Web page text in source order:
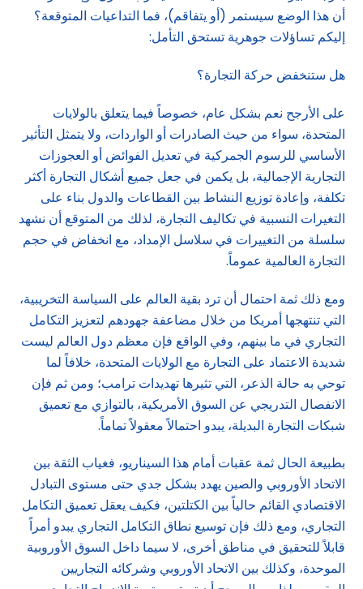
أن هذا الوضع سيستمر (أو يتفاقم)، فما التداعيات المتوقعة؟
إليكم تساؤلات جوهرية تستحق التأمل:
هل ستنخفض حركة التجارة؟
على الأرجح نعم بشكل عام، خصوصاً فيما يتعلق بالولايات
المتحدة، سواء من حيث الصادرات أو الواردات، ولا يتمثل التأثير
الأساسي للرسوم الجمركية في تعديل الفوائض أو العجوزات
التجارية الإجمالية، بل يكمن في جعل جميع أشكال التجارة أكثر
تكلفة، وإعادة توزيع النشاط بين القطاعات والدول بناء على
التغيرات النسبية في تكاليف التجارة، لذلك من المتوقع أن نشهد
سلسلة من التغييرات في سلاسل الإمداد، مع انخفاض في حجم
التجارة العالمية عموماً.
ومع ذلك ثمة احتمال أن ترد بقية العالم على السياسة التخريبية،
التي تنتهجها أمريكا من خلال مضاعفة جهودهم لتعزيز التكامل
التجاري في ما بينهم، وفي الواقع فإن معظم دول العالم ليست
شديدة الاعتماد على التجارة مع الولايات المتحدة، خلافاً لما
توحي به حالة الذعر، التي تثيرها تهديدات ترامب؛ ومن ثم فإن
الانفصال التدريجي عن السوق الأمريكية، بالتوازي مع تعميق
شبكات التجارة البديلة، يبدو احتمالاً معقولاً تماماً.
بطبيعة الحال ثمة عقبات أمام هذا السيناريو، فغياب الثقة بين
الاتحاد الأوروبي والصين يهدد بشكل جدي حتى مستوى التبادل
الاقتصادي القائم حالياً بين الكتلتين، فكيف يعقل تعميق التكامل
التجاري، ومع ذلك فإن توسيع نطاق التكامل التجاري يبدو أمراً
قابلاً للتحقيق في مناطق أخرى، لا سيما داخل السوق الأوروبية
الموحدة، وكذلك بين الاتحاد الأوروبي وشركائه التجاريين